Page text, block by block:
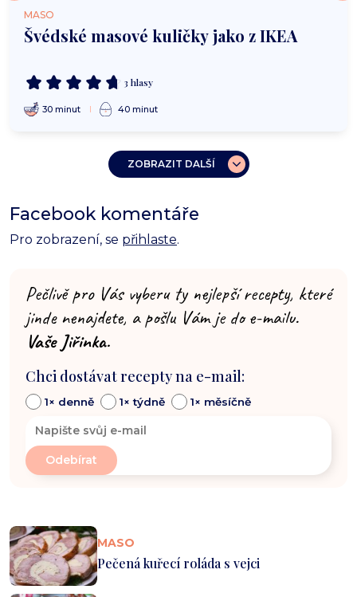
MASO
Švédské masové kuličky jako z IKEA
3 hlasy
30 minut 40 minut
ZOBRAZIT DALŠÍ
Facebook komentáře
Pro zobrazení, se přihlaste.
Pečlivě pro Vás vyberu ty nejlepší recepty, které
jinde nenajdete, a pošlu Vám je do e-mailu.
Vaše Jiřinka.
Chci dostávat recepty na e-mail:
1× denně 1× týdně 1× měsíčně
MASO
Pečená kuřecí roláda s vejci